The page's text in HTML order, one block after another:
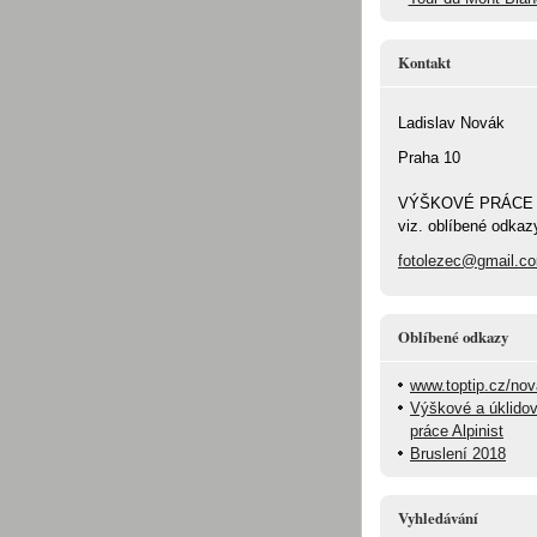
Kontakt
Ladislav Novák
Praha 10
VÝŠKOVÉ PRÁCE
viz. oblíbené
Oblíbené odkazy
www.toptip.cz/
Výškové a
práce Alpinist
Bruslení 2018
Vyhledávání